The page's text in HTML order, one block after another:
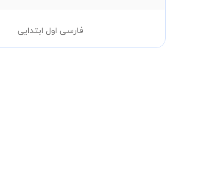
فارسی اول ابتدایی